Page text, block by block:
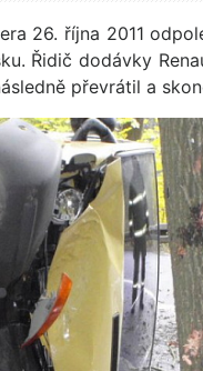
26. října 2011
Řidič dodávky
převrátil a